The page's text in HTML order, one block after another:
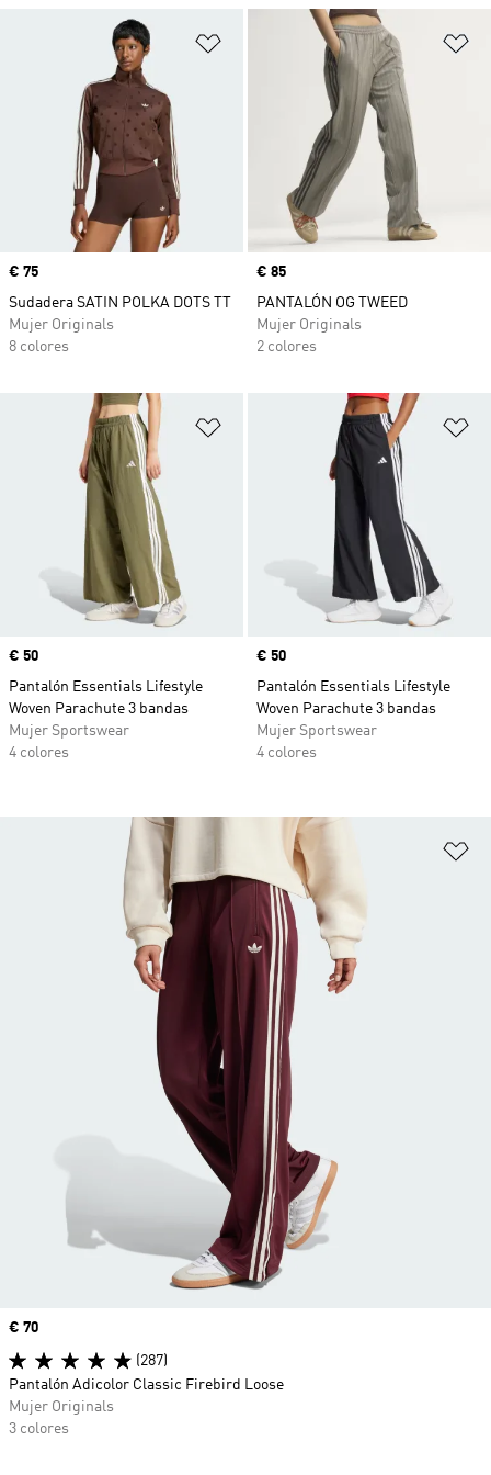
Añadir a la lista de deseos
Precio
€ 75
Sudadera SATIN POLKA DOTS TT
Mujer Originals
8 colores
Precio
€ 85
PANTALÓN OG TWEED
Mujer Originals
2 colores
Añadir a la lista de deseos
Precio
€ 50
Pantalón Essentials Lifestyle
Woven Parachute 3 bandas
Mujer Sportswear
4 colores
Precio
€ 50
Pantalón Essentials Lifestyle
Woven Parachute 3 bandas
Mujer Sportswear
4 colores
Precio
€ 70
(287)
Pantalón Adicolor Classic Firebird Loose
Mujer Originals
3 colores